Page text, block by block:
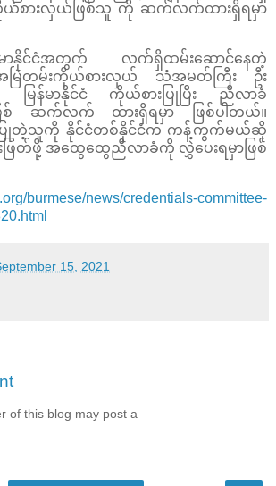
ယ်စားလှယ်ဖြစ်သူ ကို ဆက်လက်ထားရှိရမှာ
မာနိုင်ငံအတွက် လက်ရှိထမ်းဆောင်နေတဲ့
မြဲတမ်းကိုယ်စားလှယ် သံအမတ်ကြီး ဦး
မြန်မာနိုင်ငံ ကိုယ်စားပြုပြီး ညီလာခံ
စ် ဆက်လက် ထားရှိရမှာ ဖြစ်ပါတယ်။
တဲ့သူကို နိုင်ငံတစ်နိုင်ငံက ကန့်ကွက်မယ်ဆို
ြတ်ဖို့ အထွေထွေညီလာခံကို လွှဲပေးရမှာဖြစ်
burmese/news/credentials-committee-
15, 2021
of this blog may post a